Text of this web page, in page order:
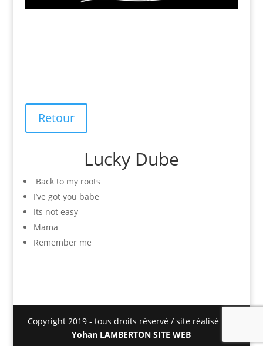
Retour
Lucky Dube
Back to my roots
I’ve got you babe
Its not easy
Mama
Remember me
Copyright 2019 - tous droits réservé / site réalisé par
Yohan LAMBERTON SITE WEB